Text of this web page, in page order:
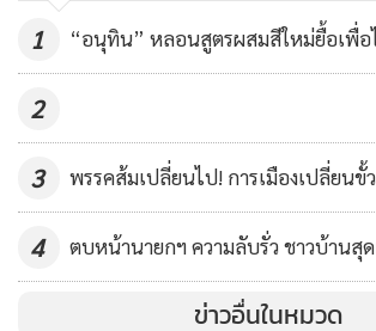
ในฐานะสมาชิกวุฒิสภา ผมขอแสดงความเห็น
สงครามโดยเร็วเพื่อยุติการนองเลือดและโศก
พลเรือนผู้บริสุทธิ์เป็นสิ่งจำเป็นยิ่ง นี่คือความ
ใหญ่ ที่เราต้องทำเพื่อสร้างสันติภาพที่ยั่งยืน
สถานการณ์ขณะนี้ คือ โอกาสให้รัฐบาลจัดกา
2543 และ 2544 ด้วยเลยในทันที ข้อตกลงที่ล้ม
พิสูจน์แล้วว่าเป็นต้นตอของความขัดแย้ง ไม่ใ
“มาริษ” เผยแจ้
กัมพูชาเปิดฉากยิ
1 “อนุทิน” หลอนสูตรผสมสีใหม่ยื้อเพื่อ
2
3 พรรคส้มเปลี่ยนไป! การเมืองเปลี่ยนขั้
4 ตบหน้านายกฯ ความลับรั่ว ชาวบ้านสุด
ข่าวอื่นในหมวด